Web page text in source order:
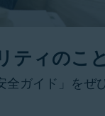
ィのこと
ガイド」をぜ